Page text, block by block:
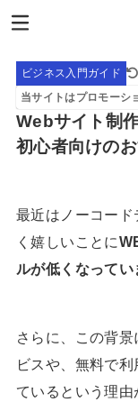
ビジネス入門ガイド
当サイトはプロモーシ
Webサイト制
初心者向けの
最近はノーコー
く嬉しいことに
ルが低くなってい
さらに、この背
ビスや、無料で
ているという理由